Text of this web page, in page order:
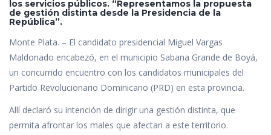
o
o
k
A
p
p
dI
n
ar
ti
r
los servicios públicos. “Representamos la propuesta
de gestión distinta desde la Presidencia de la
República”.
Monte Plata. – El candidato presidencial Miguel Vargas
Maldonado encabezó, en el municipio Sabana Grande de Boyá,
un concurrido encuentro con los candidatos municipales del
Partido Revolucionario Dominicano (PRD) en esta provincia.
Allí declaró su intención de dirigir una gestión distinta, que
permita afrontar los males que afectan a este territorio.